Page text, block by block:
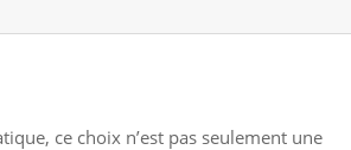
ce choix n’est pas seulement une